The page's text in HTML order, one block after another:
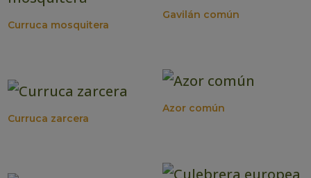
Curruca mosquitera
Curruca zarcera
Gavilán común
Azor común